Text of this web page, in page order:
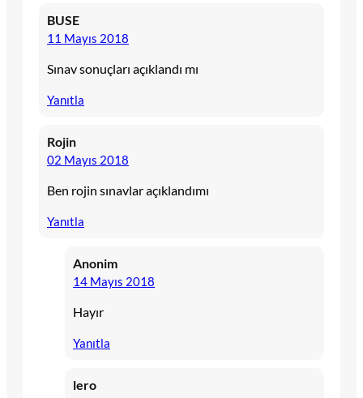
BUSE
11 Mayıs 2018
Sınav sonuçları açıklandı mı
Yanıtla
Rojin
02 Mayıs 2018
Ben rojin sınavlar açıklandımı
Yanıtla
Anonim
14 Mayıs 2018
Hayır
Yanıtla
lero